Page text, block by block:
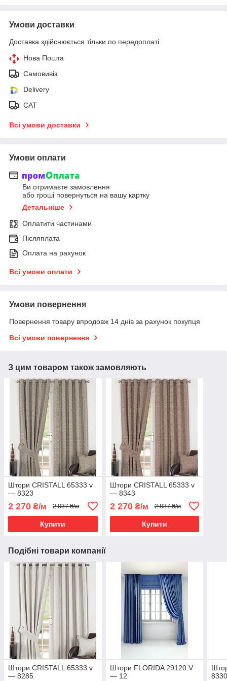
Умови доставки
Доставка здійснюється тільки по передоплаті.
Нова Пошта
Самовивіз
Delivery
САТ
Всі умови доставки
Умови оплати
Ви отримаєте замовлення
або гроші повернуться на вашу картку
Детальніше
Оплатити частинами
Післяплата
Оплата на рахунок
Всі умови оплати
Умови повернення
Повернення товару впродовж 14 днів за рахунок покупця
Всі умови повернення
З цим товаром також замовляють
Штори CRISTALL 65333 v
— 8323
2 270 ₴/м 2 837 ₴/м
Купити
Штори CRISTALL 65333 v
— 8343
2 270₴/м 2 837 ₴/м
Купити
Подібні товари компанії
Штори CRISTALL 65333 v
— 8285
Штори FLORIDA 29120 V
— 12